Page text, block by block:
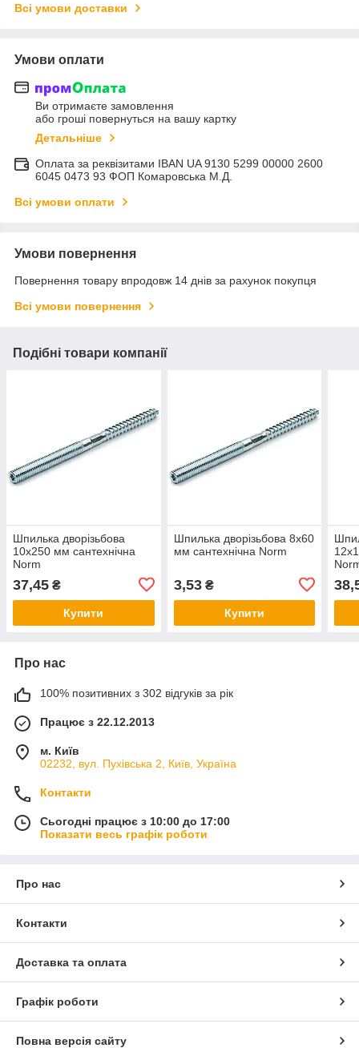
Всі умови доставки
Умови оплати
Ви отримаєте замовлення
або гроші повернуться на вашу картку
Детальніше
Оплата за реквізитами IBAN UA 9130 5299 00000 2600
6045 0473 93 ФОП Комаровська М.Д.
Всі умови оплати
Умови повернення
Повернення товару впродовж 14 днів за рахунок покупця
Всі умови повернення
Подібні товари компанії
Шпилька дворізьбова
10х250 мм сантехнічна
Norm
37,45 ₴
Купити
Шпилька дворізьбова 8х60
мм сантехнічна Norm
3,53₴
Купити
Про нас
100% позитивних з 302 відгуків за рік
Працює з 22.12.2013
м. Київ
02232, вул. Пухівська 2, Київ, Україна
Контакти
Сьогодні працює з 10:00 до 17:00
Показати весь графік роботи
Про нас
Контакти
Доставка та оплата
Графік роботи
Повна версія сайту